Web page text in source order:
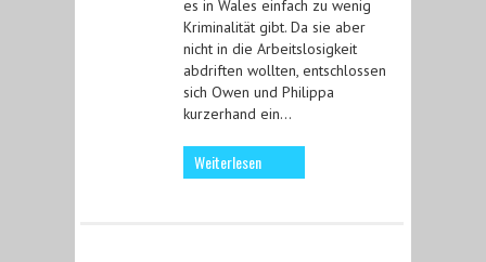
es in Wales einfach zu wenig
Kriminalität gibt. Da sie aber
nicht in die Arbeitslosigkeit
abdriften wollten, entschlossen
sich Owen und Philippa
kurzerhand ein…
Weiterlesen